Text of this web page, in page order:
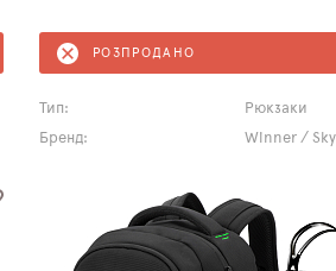
РОЗПРОДАНО
Тип:
Рюкзаки
Бренд:
Winner /